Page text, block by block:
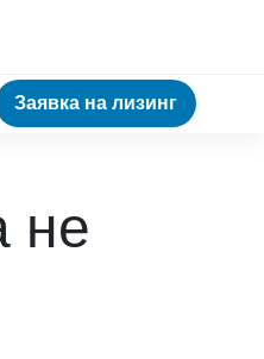
Заявка на лизинг
не